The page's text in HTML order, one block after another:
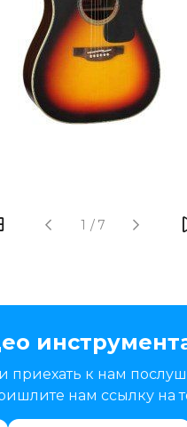
1 / 7
приехать к нам
нам ссылку на